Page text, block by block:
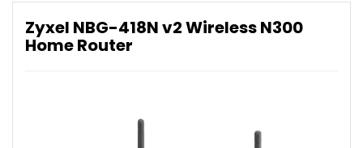
Zyxel NBG-418N v2 Wireless N300
Home Router